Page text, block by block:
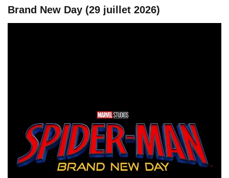
Brand New Day (29 juillet 2026)